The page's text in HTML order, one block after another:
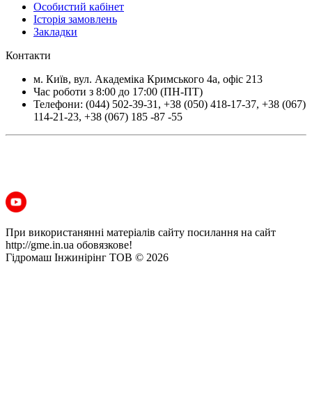
Особистий кабінет
Історія замовлень
Закладки
Контакти
м. Київ, вул. Академіка Кримського 4а, офіс 213
Час роботи з 8:00 до 17:00 (ПН-ПТ)
Телефони: (044) 502-39-31 , +38 (050) 418-17-37, +38 (067)
114-21-23, +38 (067) 185 -87 -55
При використанянні матеріалів сайту посилання на сайт
http://gme.in.ua обовязкове!
Гідромаш Інжинірінг ТОВ © 2026